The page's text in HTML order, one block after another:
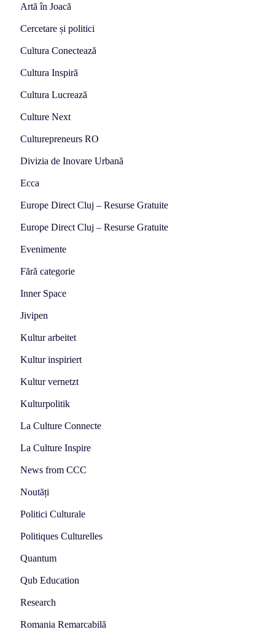
Artă în Joacă
Cercetare și politici
Cultura Conectează
Cultura Inspiră
Cultura Lucrează
Culture Next
Culturepreneurs RO
Divizia de Inovare Urbană
Ecca
Europe Direct Cluj – Resurse Gratuite
Europe Direct Cluj – Resurse Gratuite
Evenimente
Fără categorie
Inner Space
Jivipen
Kultur arbeitet
Kultur inspiriert
Kultur vernetzt
Kulturpolitik
La Culture Connecte
La Culture Inspire
News from CCC
Noutăți
Politici Culturale
Politiques Culturelles
Quantum
Qub Education
Research
Romania Remarcabilă